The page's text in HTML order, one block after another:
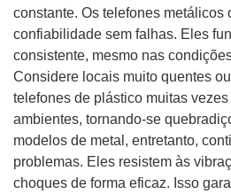
constante. Os telefones metálicos
confiabilidade sem falhas. Eles
consistente, mesmo nas
Considere locais muito quentes
telefones de plástico muitas
ambientes, tornando-se
modelos de metal, entretanto,
problemas. Eles resistem às
choques de forma eficaz. Isso